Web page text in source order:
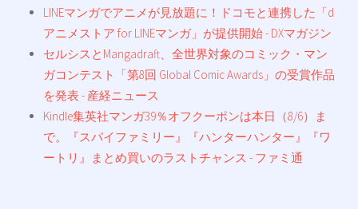
LINEマンガでアニメが見放題に！ドコモと連携した「d
アニメストア for LINEマンガ」が提供開始 - DXマガジン
セルシスとMangadraft、全世界対象のコミック・マン
ガコンテスト「第8回 Global Comic Awards」の受賞作品
を発表 - 産経ニュース
Kindle集英社マンガ39％オフクーポンは本日（8/6）ま
で。『スパイファミリー』『ハンターハンター』『ワ
ートリ』まとめ買いのラストチャンス - ファミ通